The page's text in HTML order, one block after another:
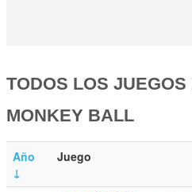
TODOS LOS
MONKEY BALL
Año
↓
Juego